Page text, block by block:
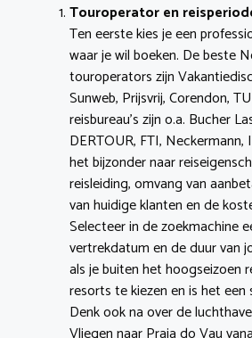
Touroperator en
Ten eerste kies je een
waar je wil boeken. De beste
touroperators zijn
Sunweb, Prijsvrij, Corendon,
reisbureau’s zijn o.a. Bucher
DERTOUR, FTI, Neckermann,
het bijzonder naar
reisleiding, omvang van
van huidige klanten en de
Selecteer in de zoekmachine
vertrekdatum en de duur van
als je buiten het hoogseizoen
resorts te kiezen en is het
Denk ook na over de